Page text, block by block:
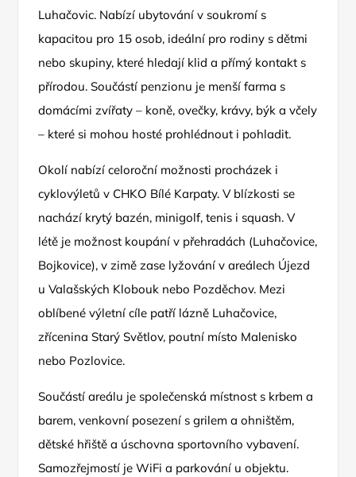
Luhačovic. Nabízí ubytování v soukromí s
kapacitou pro 15 osob, ideální pro rodiny s dětmi
nebo skupiny, které hledají klid a přímý kontakt s
přírodou. Součástí penzionu je menší farma s
domácími zvířaty – koně, ovečky, krávy, býk a včely
– které si mohou hosté prohlédnout i pohladit.
Okolí nabízí celoroční možnosti procházek i
cyklovýletů v CHKO Bílé Karpaty. V blízkosti se
nachází krytý bazén, minigolf, tenis i squash. V
létě je možnost koupání v přehradách (Luhačovice,
Bojkovice), v zimě zase lyžování v areálech Újezd
u Valašských Klobouk nebo Pozděchov. Mezi
oblíbené výletní cíle patří lázně Luhačovice,
zřícenina Starý Světlov, poutní místo Malenisko
nebo Pozlovice.
Součástí areálu je společenská místnost s krbem a
barem, venkovní posezení s grilem a ohništěm,
dětské hřiště a úschovna sportovního vybavení.
Samozřejmostí je WiFi a parkování u objektu.